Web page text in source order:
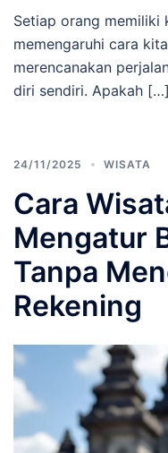
Setiap orang memiliki
memengaruhi cara
merencanakan
diri sendiri. Apakah […]
24/11/2025 WISATA
Cara
Mengatur
Tanpa
Rekening